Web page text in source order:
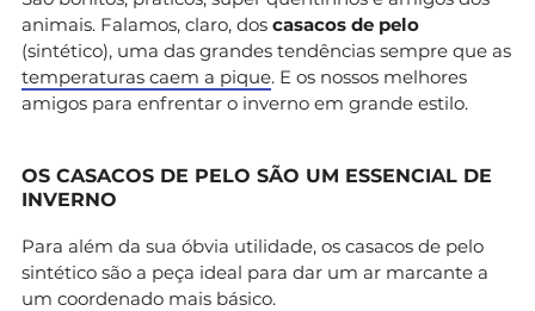
animais. Falamos, claro, dos casacos de pelo
(sintético), uma das grandes tendências sempre que as
temperaturas caem a pique. E os nossos melhores
amigos para enfrentar o inverno em grande estilo.
OS CASACOS DE PELO SÃO UM ESSENCIAL DE
INVERNO
Para além da sua óbvia utilidade, os casacos de pelo
sintético são a peça ideal para dar um ar marcante a
um coordenado mais básico.